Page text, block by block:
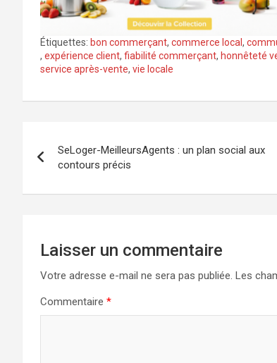
Étiquettes: bon commerçant, commerce local,
, expérience client, fiabilité commerçant, honnêteté
service après-vente, vie locale
de
l’article
SeLoger-MeilleursAgents : un plan social aux
contours précis
Laisser un commentaire
Votre adresse e-mail ne sera pas publiée. Les
Commentaire *